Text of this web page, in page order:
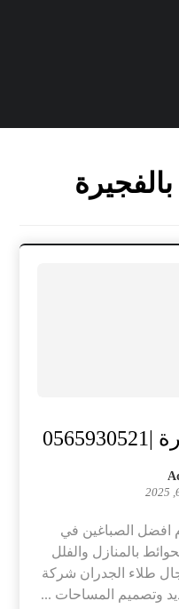
افضل الصباغين في
بالمنازل والفلل
طلاء الجدران شركة
وتصميم المساحات ...